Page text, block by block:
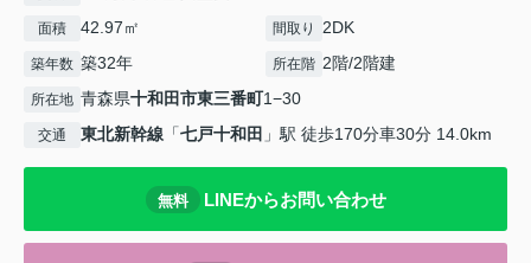
面積 42.97㎡ 間取り 2DK
築年数 築32年 所在階 2階/2階建
所在地 青森県十和田市東三番町1−30
交通 東北新幹線 「七戸十和田 」駅 徒歩170分車30分 14.0km
無料 LINEからお問い合わせ